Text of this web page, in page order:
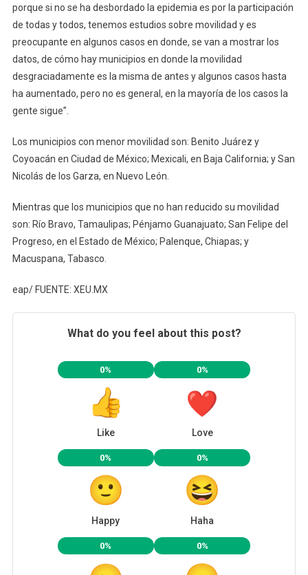
Con
Medidas
De
Resguardo
porque si no se ha desbordado la epidemia es por la participación
de todas y todos, tenemos estudios sobre movilidad y es
preocupante en algunos casos en donde, se van a mostrar los
datos, de cómo hay municipios en donde la movilidad
desgraciadamente es la misma de antes y algunos casos hasta
ha aumentado, pero no es general, en la mayoría de los casos la
gente sigue”.
Los municipios con menor movilidad son: Benito Juárez y
Coyoacán en Ciudad de México; Mexicali, en Baja California; y San
Nicolás de los Garza, en Nuevo León.
Mientras que los municipios que no han reducido su movilidad
son: Río Bravo, Tamaulipas; Pénjamo Guanajuato; San Felipe del
Progreso, en el Estado de México; Palenque, Chiapas; y
Macuspana, Tabasco.
eap/ FUENTE: XEU.MX
What do you feel about this post?
0%
Like
0%
Love
0%
Happy
0%
Haha
0% 0%